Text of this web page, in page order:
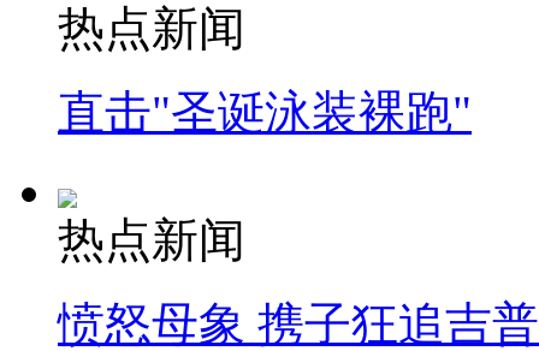
热点新闻
直击"圣诞泳装裸跑"
热点新闻
愤怒母象 携子狂追吉